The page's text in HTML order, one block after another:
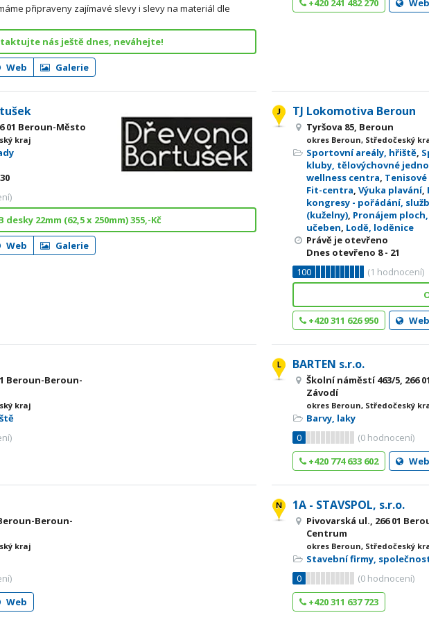
připraveny zajímavé slevy i slevy na materiál dle
nás ještě dnes, neváhejte!
Web Galerie
+420 241 482 270
Web
01 Beroun-Město
kraj
desky 22mm (62,5 x 250mm) 355,-Kč
Web Galerie
TJ Lokomotiva Beroun
Tyršova 85, Beroun
okres Beroun, Středočeský
Sportovní areály, hřiště,
kluby, tělovýchovné
wellness centra,
Fit-centra,Výuka plavání,
kongresy - pořádání,
(kuželny), Pronájem
učeben, Lodě, loděnice
Právě je otevřeno
Dnes otevřeno 8 - 21
100
(1 hodnocení)
+420 311 626 950 Web
Beroun-Beroun-
kraj
BARTEN s.r.o.
Školní náměstí 463/5, 266
Závodí
okres Beroun, Středočeský
Barvy, laky
0
(0 hodnocení)
+420 774 633 602
Web
Beroun-
kraj
Web
1A - STAVSPOL, s.r.o.
Pivovarská ul., 266 01
Centrum
okres Beroun, Středočeský
Stavební firmy,
0
(0 hodnocení)
+420 311 637 723